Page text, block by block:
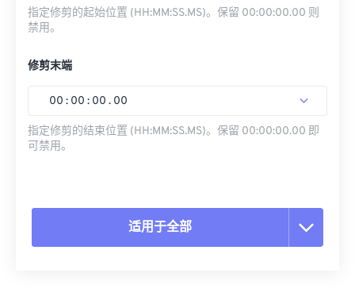
指定修剪的起始位置 (HH:MM:SS.MS)。保留 00:00:00.00 则
禁用。
修剪末端
00 : 00 : 00 . 00
指定修剪的结束位置 (HH:MM:SS.MS)。保留 00:00:00.00 即
可禁用。
适用于全部